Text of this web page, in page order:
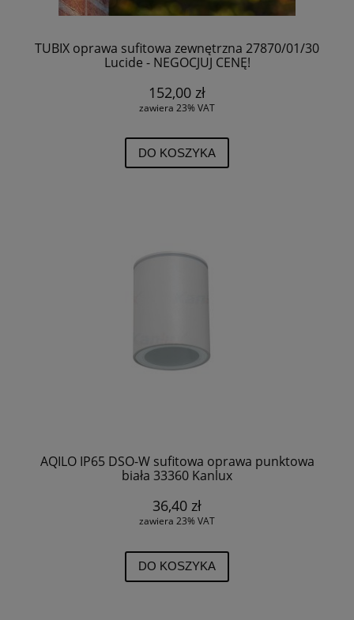
TUBIX oprawa sufitowa zewnętrzna 27870/01/30
Lucide - NEGOCJUJ CENĘ!
152,00 zł
zawiera 23% VAT
DO KOSZYKA
AQILO IP65 DSO-W sufitowa oprawa punktowa
biała 33360 Kanlux
36,40 zł
zawiera 23% VAT
DO KOSZYKA